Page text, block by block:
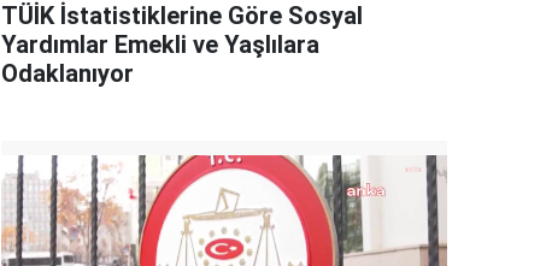
TÜİK İstatistiklerine Göre Sosyal
Yardımlar Emekli ve Yaşlılara
Odaklanıyor